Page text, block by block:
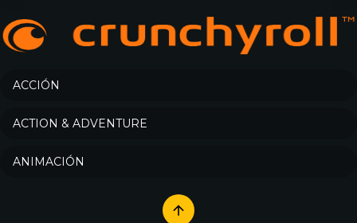
Historico Infantil
Misterio
ACCIÓN
ACTION & ADVENTURE
ANIMACIÓN